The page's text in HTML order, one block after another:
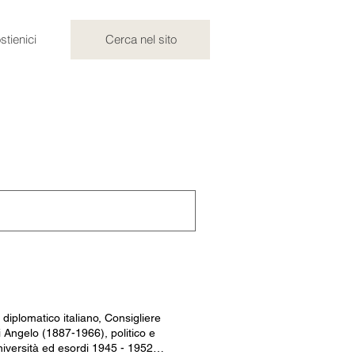
Cerca nel sito
italiano, Consigliere
(1887-1966), politico e
ed esordi 1945 - 1952